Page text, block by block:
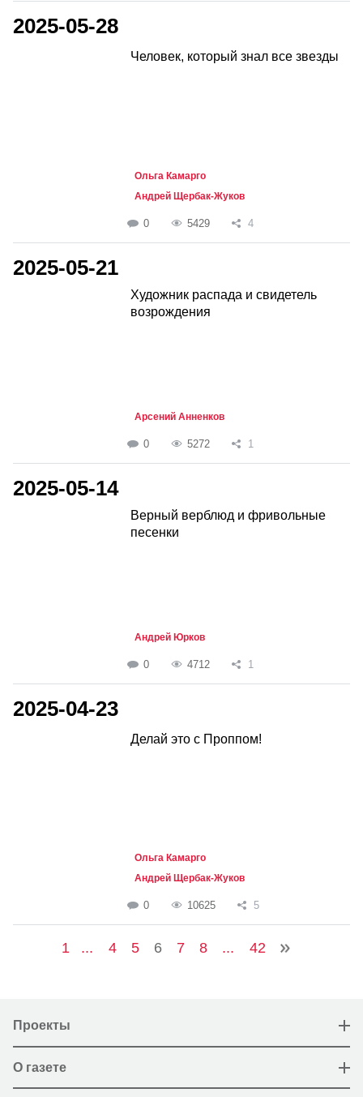
2025-05-28
Человек, который знал все звезды
Ольга Камарго
Андрей Щербак-Жуков
0 5429 4
2025-05-21
Художник распада и свидетель
возрождения
Арсений Анненков
0 5272 1
2025-05-14
Верный верблюд и фривольные
песенки
Андрей Юрков
0 4712 1
2025-04-23
Делай это с Проппом!
Ольга Камарго
Андрей Щербак-Жуков
0 10625 5
1 ... 4 5 6 7 8 ... 42
Проекты
О газете